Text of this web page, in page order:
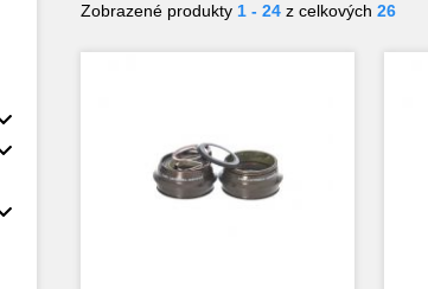
Zobrazené produkty 1 - 24 z celkových26